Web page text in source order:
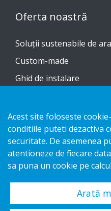
Oferta noastră
Soluții sustenabile de
Custom-made
Ghid de instalare
Contactați-ne
Notificare privind
Cookies
Acest site foloseste
conditiile puteti dezactiva
securitate. De asemenea
atentioneze de fiecare
sa puna un cookie pe
Arată